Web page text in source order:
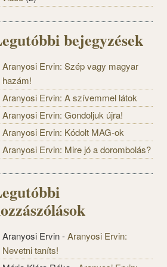
bejegyzések
Aranyosi Ervin: Szép vagy magyar
hazám!
Aranyosi Ervin: A szívemmel látok
Aranyosi Ervin: Gondoljuk újra!
Aranyosi Ervin: Kódolt MAG-ok
Aranyosi Ervin: Mire jó a dorombolás?
Aranyosi Ervin-Aranyosi Ervin:
Nevetni taníts!